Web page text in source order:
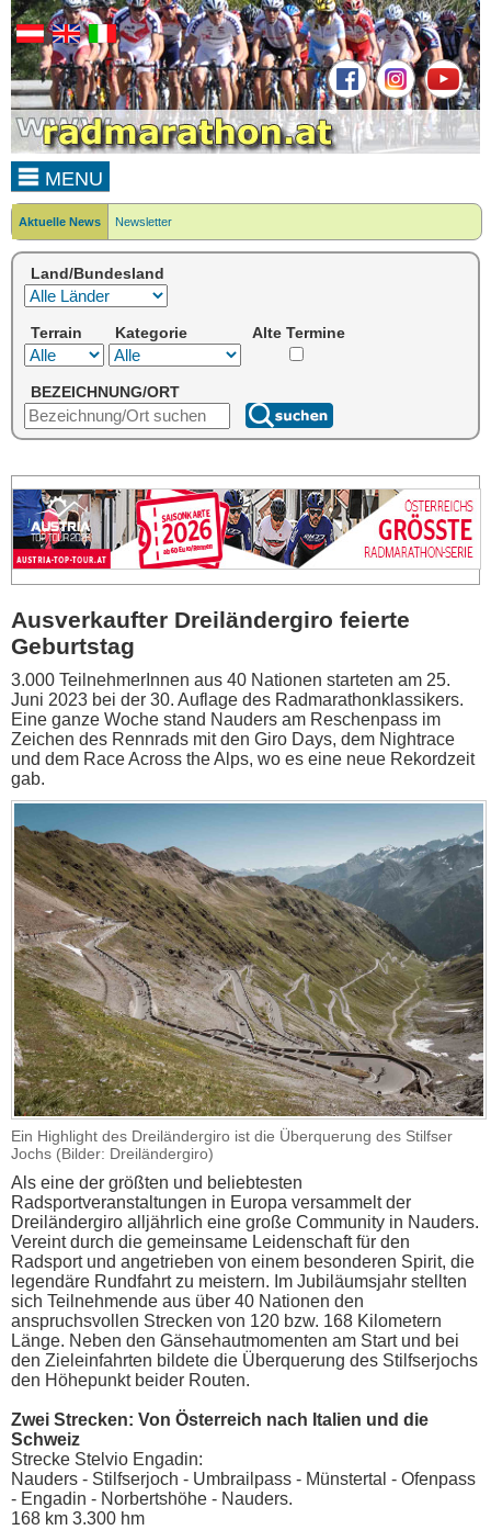
MENU
Aktuelle News Newsletter
Land/Bundesland
Terrain Kategorie Alte Termine
BEZEICHNUNG/ORT
Ausverkaufter Dreiländergiro feierte
Geburtstag
3.000 TeilnehmerInnen aus 40 Nationen starteten am 25.
Juni 2023 bei der 30. Auflage des Radmarathonklassikers.
Eine ganze Woche stand Nauders am Reschenpass im
Zeichen des Rennrads mit den Giro Days, dem Nightrace
und dem Race Across the Alps, wo es eine neue Rekordzeit
gab.
Ein Highlight des Dreiländergiro ist die Überquerung des Stilfser
Jochs (Bilder: Dreiländergiro)
Als eine der größten und beliebtesten
Radsportveranstaltungen in Europa versammelt der
Dreiländergiro alljährlich eine große Community in Nauders.
Vereint durch die gemeinsame Leidenschaft für den
Radsport und angetrieben von einem besonderen Spirit, die
legendäre Rundfahrt zu meistern. Im Jubiläumsjahr stellten
sich Teilnehmende aus über 40 Nationen den
anspruchsvollen Strecken von 120 bzw. 168 Kilometern
Länge. Neben den Gänsehautmomenten am Start und bei
den Zieleinfahrten bildete die Überquerung des Stilfserjochs
den Höhepunkt beider Routen.
Zwei Strecken: Von Österreich nach Italien und die
Schweiz
Strecke Stelvio Engadin:
Nauders - Stilfserjoch - Umbrailpass - Münstertal - Ofenpass
- Engadin - Norbertshöhe - Nauders.
168 km 3.300 hm